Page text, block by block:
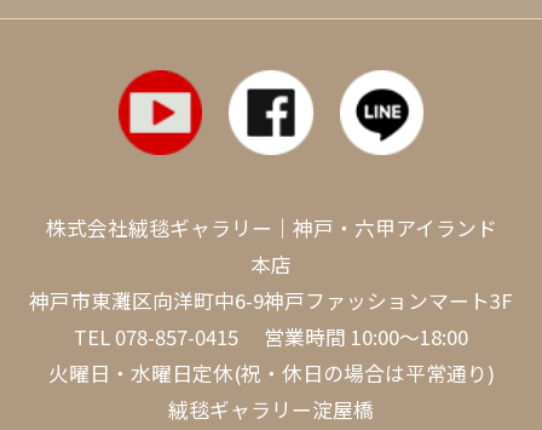
株式会社絨毯ギャラリー｜神戸・六甲アイランド
本店
神戸市東灘区向洋町中6-9神戸ファッションマート3F
TEL 078-857-0415 営業時間 10:00～18:00
火曜日・水曜日定休(祝・休日の場合は平常通り)
絨毯ギャラリー淀屋橋